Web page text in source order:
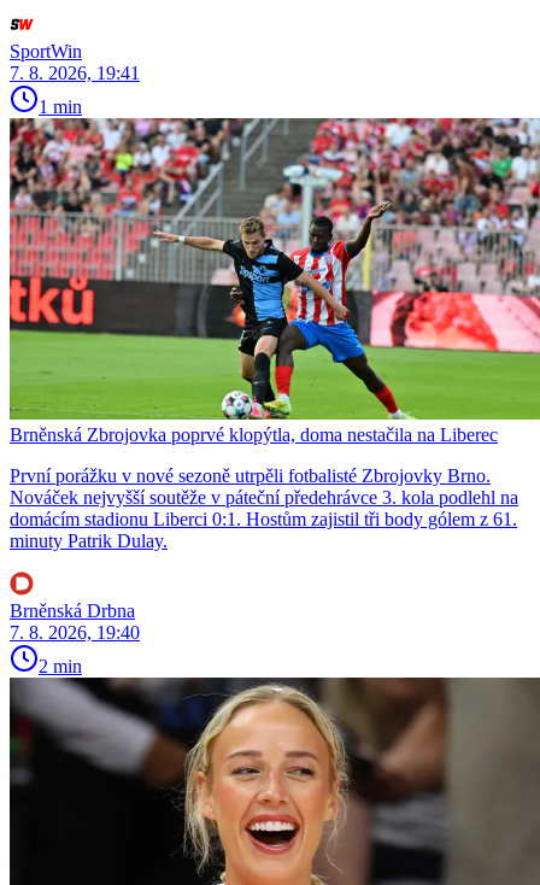
SportWin
7. 8. 2026, 19:41
1 min
Brněnská Zbrojovka poprvé klopýtla, doma nestačila na Liberec
První porážku v nové sezoně utrpěli fotbalisté Zbrojovky Brno.
Nováček nejvyšší soutěže v páteční předehrávce 3. kola podlehl na
domácím stadionu Liberci 0:1. Hostům zajistil tři body gólem z 61.
minuty Patrik Dulay.
Brněnská Drbna
7. 8. 2026, 19:40
2 min